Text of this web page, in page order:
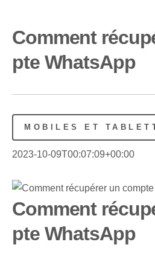
Comment
pte WhatsApp
MOBILES ET
2023-10-09T00:07:09+00:00
Comment
pte WhatsApp